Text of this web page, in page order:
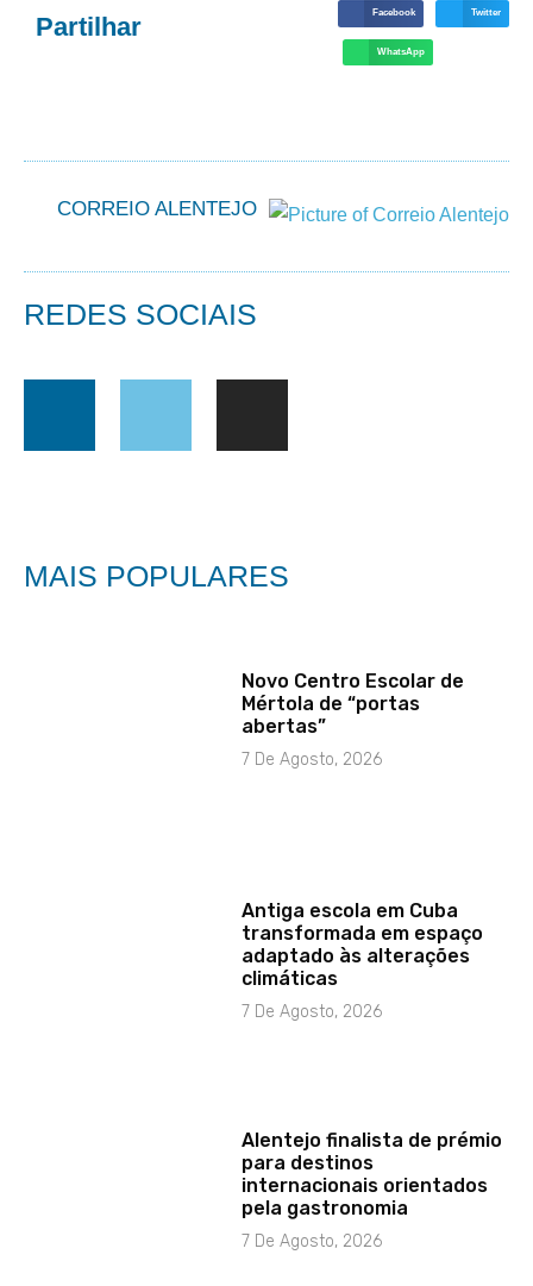
Partilhar Facebook Twitter
WhatsApp
CORREIO ALENTEJO
REDES SOCIAIS
MAIS POPULARES
Novo Centro Escolar de
Mértola de “portas
abertas”
7 De Agosto, 2026
Antiga escola em Cuba
transformada em espaço
adaptado às alterações
climáticas
7 De Agosto, 2026
Alentejo finalista de prémio
para destinos
internacionais orientados
pela gastronomia
7 De Agosto, 2026